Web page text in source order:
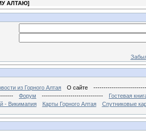
АЛТАЮ]
из Горного Алтая О сайте
Форум ------------------------------
Гостевая
- Викимапия
Карты Горного Алтая Спутниковые